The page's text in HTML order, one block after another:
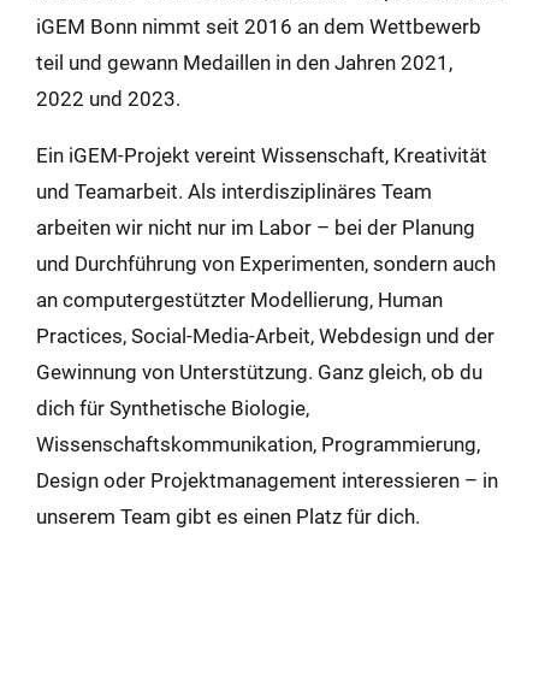
iGEM Bonn nimmt seit 2016 an dem Wettbewerb
teil und gewann Medaillen in den Jahren 2021,
2022 und 2023.
Ein iGEM-Projekt vereint Wissenschaft, Kreativität
und Teamarbeit. Als interdisziplinäres Team
arbeiten wir nicht nur im Labor – bei der Planung
und Durchführung von Experimenten, sondern auch
an computergestützter Modellierung, Human
Practices, Social-Media-Arbeit, Webdesign und der
Gewinnung von Unterstützung. Ganz gleich, ob du
dich für Synthetische Biologie,
Wissenschaftskommunikation, Programmierung,
Design oder Projektmanagement interessieren – in
unserem Team gibt es einen Platz für dich.